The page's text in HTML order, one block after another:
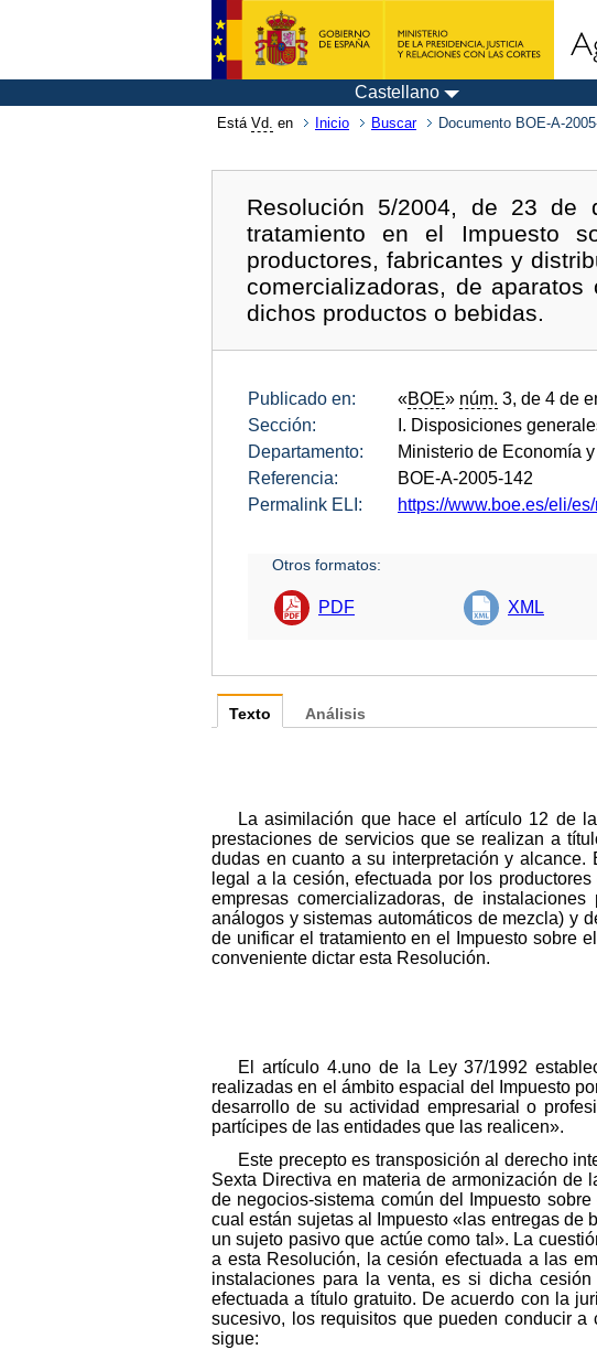
Castellano
Está Vd. en Inicio Buscar Documento BOE-A-
Resolución 5/2004, de 23 de
tratamiento en el Impuesto
productores, fabricantes y
comercializadoras, de
dichos productos o bebidas.
Publicado en: «BOE» núm. 3, de 4 de
Sección:
I. Disposiciones
Departamento:
Ministerio de Economía
Referencia:
BOE-A-2005-142
Permalink ELI:
https://www.boe.es/eli/
Otros formatos:
PDF XML
Texto
La asimilación que hace el artículo 12 de
prestaciones de servicios que se realizan a
dudas en cuanto a su interpretación y
legal a la cesión, efectuada por los
empresas comercializadoras, de
análogos y sistemas automáticos de mezcla) y
de unificar el tratamiento en el Impuesto sobre
conveniente dictar esta Resolución.
El artículo 4.uno de la Ley 37/1992
realizadas en el ámbito espacial del Impuesto
desarrollo de su actividad empresarial o
partícipes de las entidades que las realicen».
Este precepto es transposición al derecho
Sexta Directiva en materia de armonización de
de negocios-sistema común del Impuesto
cual están sujetas al Impuesto «las entregas de
un sujeto pasivo que actúe como tal». La
a esta Resolución, la cesión efectuada a las
instalaciones para la venta, es si dicha
efectuada a título gratuito. De acuerdo con la
sucesivo, los requisitos que pueden conducir
sigue:
Análisis